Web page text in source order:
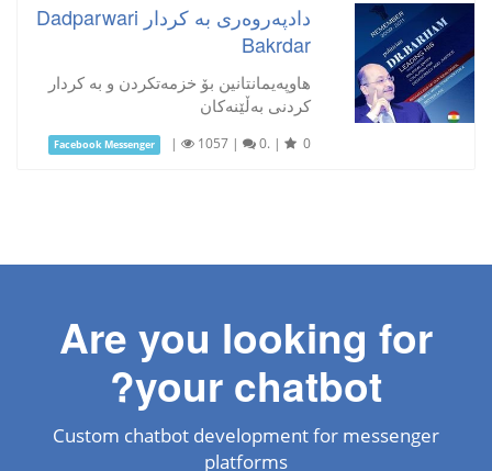
دادپەروەری بە کردار Dadparwari
Bakrdar
هاوپەیمانتانین بۆ خزمەتکردن و بە کردار
کردنی بەڵێنەکان
Facebook Messenger | 1057 | 0. | 0
Are you looking for
your chatbot?
Custom chatbot development for messenger
platforms